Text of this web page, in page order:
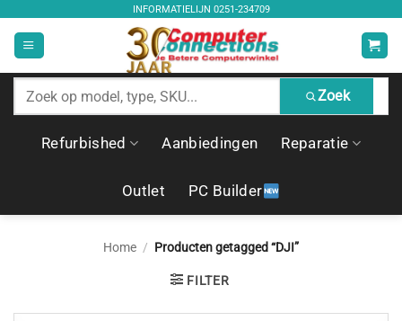
inhoud
INFORMATIELIJN 0251-234709
Zoek
producten
Zoek
Refurbished Aanbiedingen Reparatie
Outlet PC Builder
Home / Producten getagged “DJI”
FILTER